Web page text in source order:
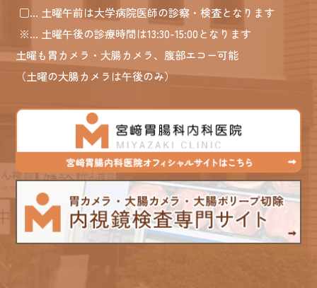
□... 土曜午前は大学病院医師の診察・検査となります
※... 土曜午後の診療時間は13:30-15:00となります
土曜も胃カメラ・大腸カメラ、腹部エコー可能
（土曜の大腸カメラは午後のみ）